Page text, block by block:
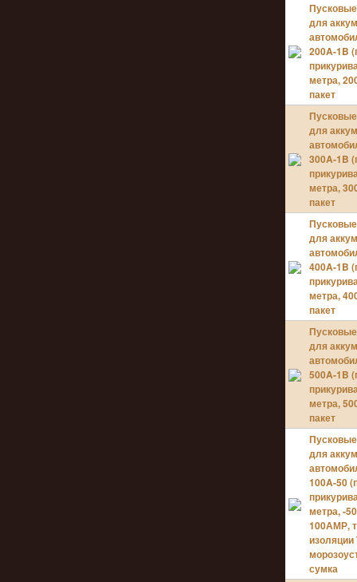
для
200A-1B
метра,
пакет
для
300A-1B
метра,
пакет
для
400A-1B
метра,
пакет
для
500A-1B
метра,
пакет
для
100A-50
метра, -
100АМР,
изоляции
сумка